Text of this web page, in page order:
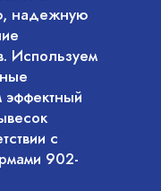
надежную
Используем
эффектный
с
902-